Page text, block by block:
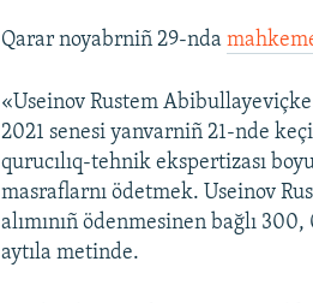
Qarar noyabrniñ 29-nda
«Useinov Rustem
2021 senesi yanvarniñ 21-nde
qurucılıq-tehnik ekspertizası
masraflarnı ödetmek. Useinov
alımınıñ ödenmesinen bağlı
aytıla metinde.